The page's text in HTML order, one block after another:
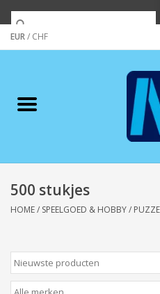
EUR/ CHF
Merken
Wonen/koken/huishouden
Wenskaarten
500 stukjes
HOME/ SPEELGOED & HOBBY/